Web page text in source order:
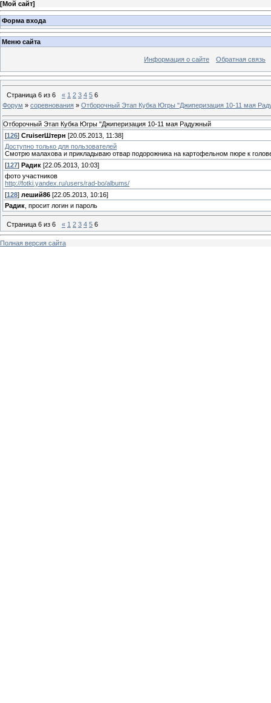
[Мой сайт]
Форма входа
Меню сайта
Информация о сайте Обратная связь
Страница 6 из 6 « 1 2 3 4 5 6
Форум » соревнования » Отборочный Этап Кубка Югры "Джиперизация 10-11 мая
Отборочный Этап Кубка Югры "Джиперизация 10-11 мая Радужный
[126] СruiserШтерн [20.05.2013, 11:38]
Доступно только для пользователей
Смотрю малахова и прикладываю отвар подорожника на картофельном пюре к
[127] Радик [22.05.2013, 10:03]
фото участников
http://fotki.yandex.ru/users/rad-bo/albums/
[128] леший86 [22.05.2013, 10:16]
Радик , просит логин и пароль
Страница 6 из 6 « 1 2 3 4 5 6
Полная версия сайта